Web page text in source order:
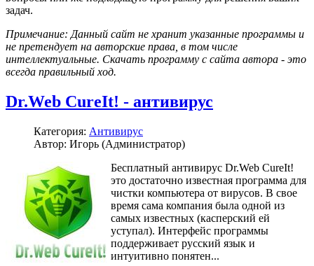
задач.
Примечание: Данный сайт не хранит указанные программы и
не претендует на авторские права, в том числе
интеллектуальные. Скачать программу с сайта автора - это
всегда правильный ход.
Dr.Web CureIt! - антивирус
Категория: Антивирус
Автор: Игорь (Администратор)
Бесплатный антивирус Dr.Web CureIt!
это достаточно известная программа для
чистки компьютера от вирусов. В свое
время сама компания была одной из
самых известных (касперский ей
уступал). Интерфейс программы
поддерживает русский язык и
интуитивно понятен...